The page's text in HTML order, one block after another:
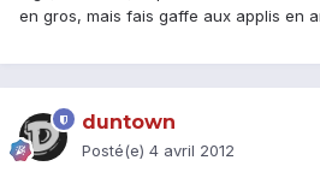
en gros, mais fais gaffe aux applis en
duntown
Posté(e) 4 avril 2012